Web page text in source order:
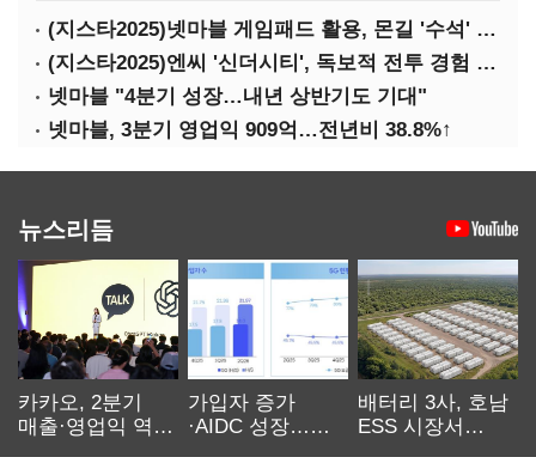
(지스타2025)넷마블 게임패드 활용, 몬길 '수석' 7대죄 '차석'
(지스타2025)엔씨 '신더시티', 독보적 전투 경험 필요
넷마블 "4분기 성장…내년 상반기도 기대"
넷마블, 3분기 영업익 909억…전년비 38.8%↑
뉴스리듬
카카오, 2분기
매출·영업익 역대
가입자 증가
·AIDC 성장…
배터리 3사, 호남
ESS 시장서